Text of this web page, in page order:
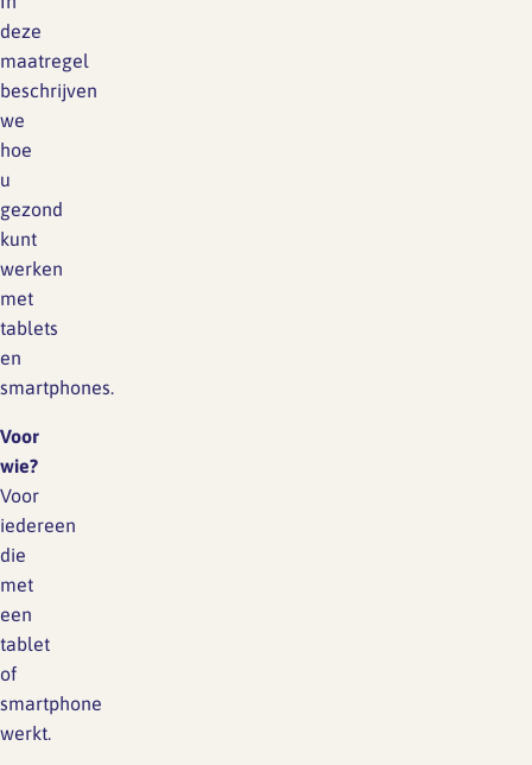
deze
maatregel
beschrijven
we
hoe
u
gezond
kunt
werken
met
tablets
en
smartphones.
Voor
wie?
Voor
iedereen
die
met
een
tablet
of
smartphone
werkt.